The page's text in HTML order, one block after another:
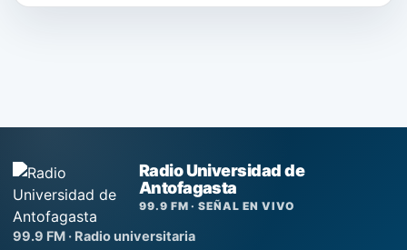
Radio Universidad de
Antofagasta
99.9 FM · SEÑAL EN VIVO
99.9 FM · Radio universitaria